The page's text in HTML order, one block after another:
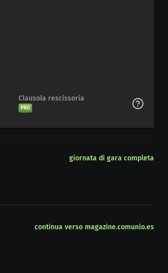
Clausola rescissoria
PRO
giornata di gara completa
continua verso magazine.comunio.es